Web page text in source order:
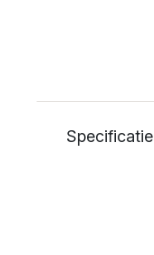
Specificatie